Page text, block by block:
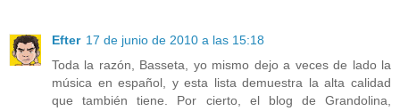
Efter 17 de junio de 2010 a las 15:18
Toda la razón, Basseta, yo mismo dejo a veces de lado la
música en español, y esta lista demuestra la alta calidad
que también tiene. Por cierto, el blog de Grandolina,